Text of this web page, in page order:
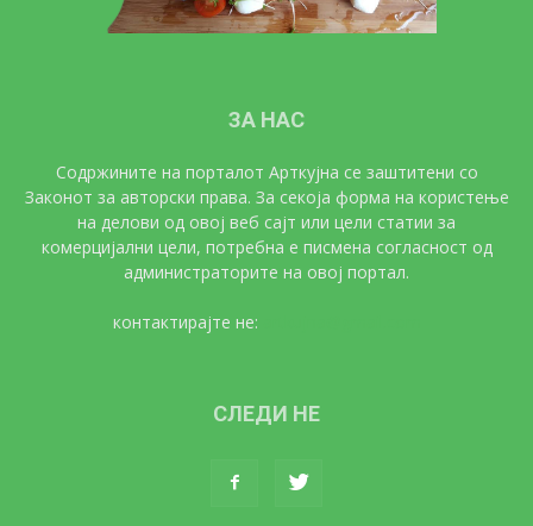
ЗА НАС
Содржините на порталот Арткујна се заштитени со
Законот за авторски права. За секоја форма на користење
на делови од овој веб сајт или цели статии за
комерцијални цели, потребна е писмена согласност од
администраторите на овој портал.
контактирајте не:
СЛЕДИ НЕ